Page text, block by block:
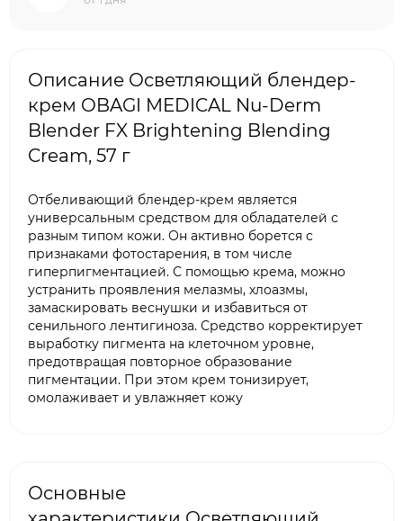
Описание Осветляющий блендер-
крем OBAGI MEDICAL Nu-Derm
Blender FX Brightening Blending
Cream, 57 г
Отбеливающий блендер-крем является
универсальным средством для обладателей с
разным типом кожи. Он активно борется с
признаками фотостарения, в том числе
гиперпигментацией. С помощью крема, можно
устранить проявления мелазмы, хлоазмы,
замаскировать веснушки и избавиться от
сенильного лентигиноза. Средство корректирует
выработку пигмента на клеточном уровне,
предотвращая повторное образование
пигментации. При этом крем тонизирует,
омолаживает и увлажняет кожу
Основные